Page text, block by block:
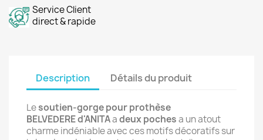
Service Client
direct & rapide
Description Détails du produit
Lesoutien-gorge pour prothèse
BELVEDERE d'ANITAadeux pochesa un atout
charme indéniable avec ces motifs décoratifs sur